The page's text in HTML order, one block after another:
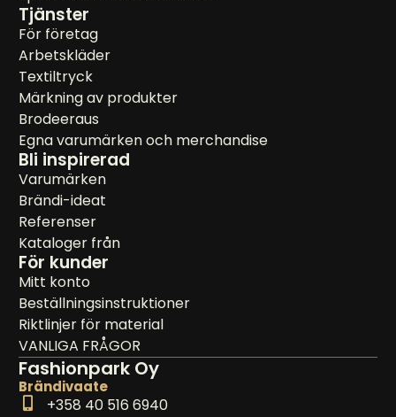
Tjänster
För företag
Arbetskläder
Textiltryck
Märkning av produkter
Brodeeraus
Egna varumärken och merchandise
Bli inspirerad
Varumärken
Brändi-ideat
Referenser
Kataloger från
För kunder
Mitt konto
Beställningsinstruktioner
Riktlinjer för material
VANLIGA FRÅGOR
Fashionpark Oy
Brändivaate
+358 40 516 6940